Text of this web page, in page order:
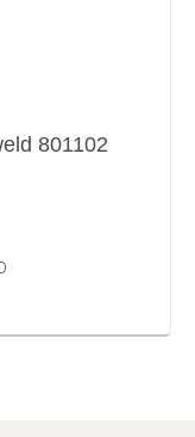
801102